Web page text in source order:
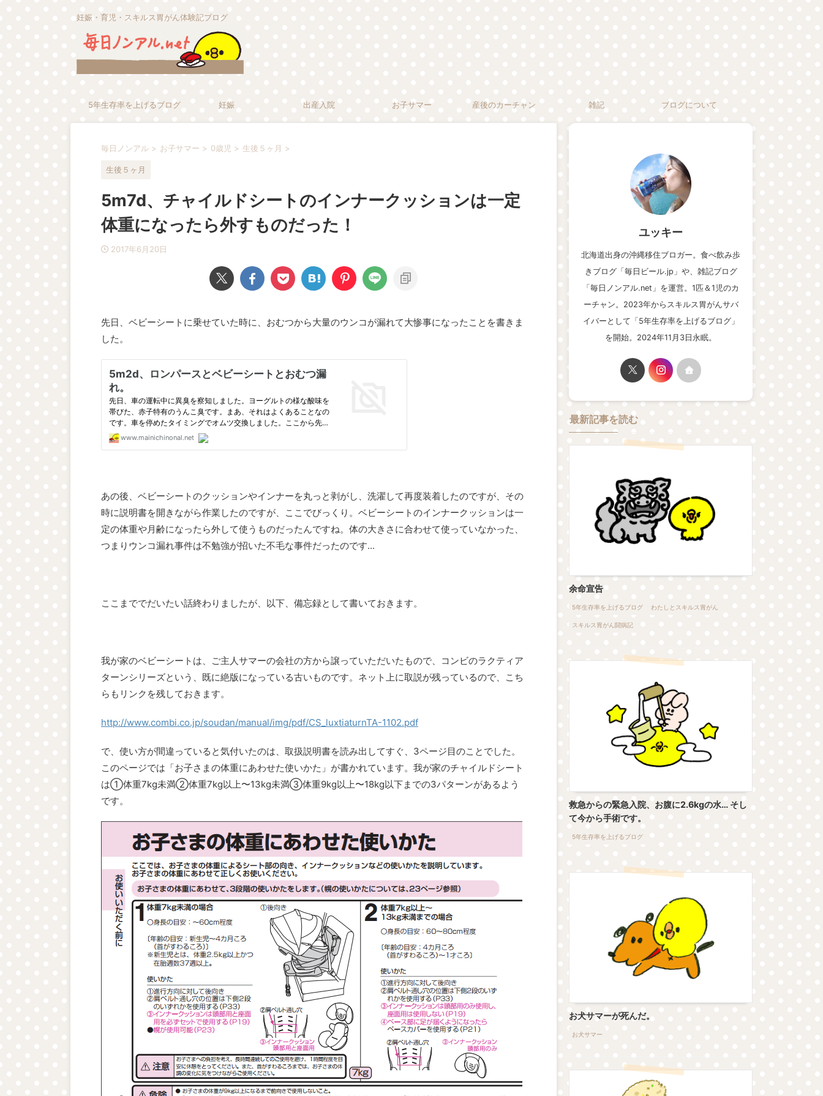
妊娠・育児・スキルス胃がん体験記ブログ
5年生存率を上げるブログ 妊娠 出産入院 お子サマー 産後のカーチャン 雑記 ブログについて
毎日ノンアル > お子サマー > 0歳児 > 生後５ヶ月 >
生後５ヶ月
5m7d、チャイルドシートのインナークッションは一定
体重になったら外すものだった！
2017年6月20日
先日、ベビーシートに乗せていた時に、おむつから大量のウンコが漏れて大惨事になったことを書きま
した。
あの後、ベビーシートのクッションやインナーを丸っと剥がし、洗濯して再度装着したのですが、その
時に説明書を開きながら作業したのですが、ここでびっくり。ベビーシートのインナークッションは一
定の体重や月齢になったら外して使うものだったんですね。体の大きさに合わせて使っていなかった、
つまりウンコ漏れ事件は不勉強が招いた不毛な事件だったのです...
ここまででだいたい話終わりましたが、以下、備忘録として書いておきます。
我が家のベビーシートは、ご主人サマーの会社の方から譲っていただいたもので、コンビのラクティア
ターンシリーズという、既に絶版になっている古いものです。ネット上に取説が残っているので、こち
らもリンクを残しておきます。
http://www.combi.co.jp/soudan/manual/img/pdf/CS_luxtiaturnTA-1102.pdf
で、使い方が間違っていると気付いたのは、取扱説明書を読み出してすぐ、3ページ目のことでした。
このページでは「お子さまの体重にあわせた使いかた」が書かれています。我が家のチャイルドシート
は①体重7kg未満②体重7kg以上〜13kg未満③体重9kg以上〜18kg以下までの3パターンがあるよう
です。
ユッキー
北海道出身の沖縄移住ブロガー。食べ飲み歩
きブログ「毎日ビール.jp」や、雑記ブログ
「毎日ノンアル.net」を運営。1匹＆1児のカ
ーチャン。2023年からスキルス胃がんサバ
イバーとして「5年生存率を上げるブログ」
を開始。2024年11月3日永眠。
最新記事を読む
余命宣告
5年生存率を上げるブログ わたしとスキルス胃がん
スキルス胃がん闘病記
救急からの緊急入院、お腹に2.6kgの水… そし
て今から手術です。
5年生存率を上げるブログ
お犬サマーが死んだ。
お犬サマー